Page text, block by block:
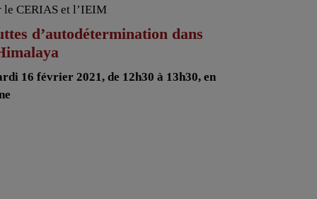
le CERIAS et l’IEIM
d’autodétermination dans
16 février 2021, de 12h30 à 13h30, en